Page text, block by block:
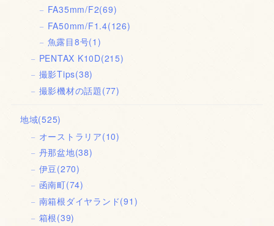
FA35mm/F2(69)
FA50mm/F1.4(126)
魚露目8号(1)
PENTAX K10D(215)
撮影Tips(38)
撮影機材の話題 (77)
地域(525)
オーストラリア(10)
丹那盆地(38)
伊豆(270)
函南町(74)
南箱根ダイヤランド(91)
箱根(39)